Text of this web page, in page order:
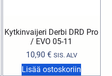
Kytkinvaijeri Derbi DRD Pro
/ EVO 05-11
10,90 € SIS. ALV
Lisää ostoskoriin